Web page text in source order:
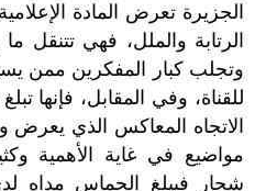
الجزيرة تعرض المادة
الرتابة والملل، فهي تتنقل
وتجلب كبار المفكرين ممن
للقناة، وفي المقابل، فإنها
الاتجاه المعاكس الذي يعرض
مواضيع في غاية الأهمية
شجار فيبلغ الحماس مداه